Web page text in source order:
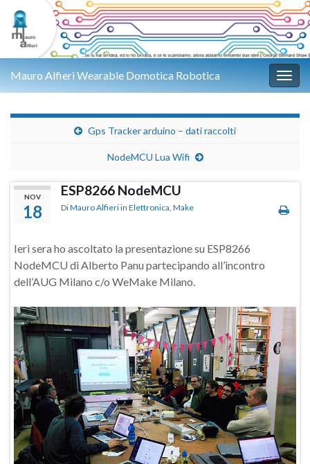
Mauro Alfieri Wearable Domotica Robotica
Gps Tracker arduino – dati raccolti
NodeMCU Lua Wifi
NOV
18
ESP8266 NodeMCU
DiMauro Alfieri in Elettronica, Make
Ieri sera ho ascoltato la presentazione su ESP8266
NodeMCU di Alberto Panu partecipando all’incontro
dell’AUG Milano c/o WeMake Milano.